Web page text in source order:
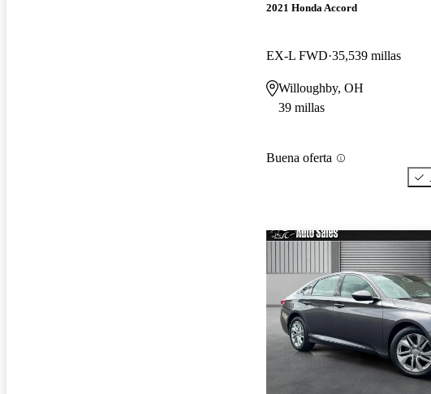
2021 Honda Accord
EX-L FWD 35,539 millas
Willoughby, OH
39 millas
Buena oferta